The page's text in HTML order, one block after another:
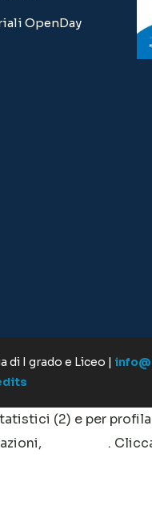
OpenDay
di I grado e Liceo |
(2) e per
.